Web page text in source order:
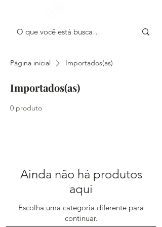
Página inicial Importados(as)
Importados(as)
0 produto
Ainda não há produtos
aqui
Escolha uma categoria diferente para
continuar.